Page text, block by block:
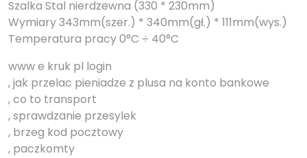
Szalka Stal nierdzewna (330 * 230mm)
Wymiary 343mm(szer.) * 340mm(gł.) * 111mm(wys.)
Temperatura pracy 0°C ÷ 40°C
www e kruk pl login
, jak przelac pieniadze z plusa na konto bankowe
, co to transport
, sprawdzanie przesylek
, brzeg kod pocztowy
, paczkomty